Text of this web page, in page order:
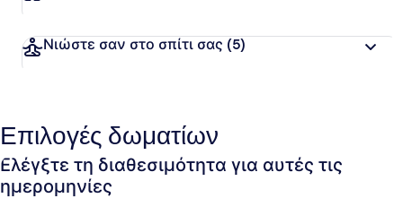
Νιώστε σαν στο σπίτι σας (5)
Επιλογές δωματίων
Ελέγξτε τη διαθεσιμότητα για αυτές τις
ημερομηνίες